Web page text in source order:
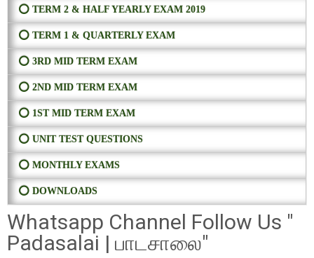
⭕ TERM 2 & HALF YEARLY EXAM 2019
⭕ TERM 1 & QUARTERLY EXAM
⭕ 3RD MID TERM EXAM
⭕ 2ND MID TERM EXAM
⭕ 1ST MID TERM EXAM
⭕ UNIT TEST QUESTIONS
⭕ MONTHLY EXAMS
⭕ DOWNLOADS
Whatsapp Channel Follow Us "
Padasalai | பாடசாலை"